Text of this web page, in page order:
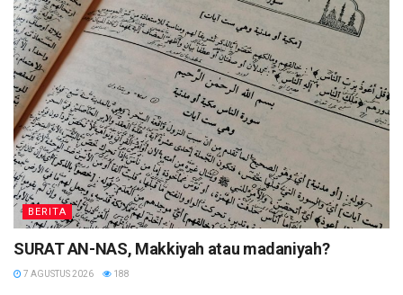
BERITA
SURAT AN-NAS, Makkiyah atau madaniyah?
7 AGUSTUS 2026 188